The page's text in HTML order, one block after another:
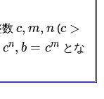
c,
c, m,
m, n
n (c
>
c >
cn, b =
b = cm とな